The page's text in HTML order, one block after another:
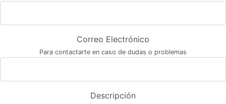
Correo Electrónico
Para contactarte en caso de dudas o problemas
Descripción